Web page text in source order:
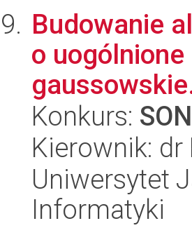
Budowanie
o uogólnione
Konkurs:
Kierownik: dr
Uniwersytet
Informatyki